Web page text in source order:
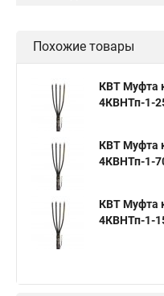
Похожие товары
КВТ Муфта
4КВНТп-1-
КВТ Муфта
4КВНТп-1-
КВТ Муфта
4КВНТп-1-